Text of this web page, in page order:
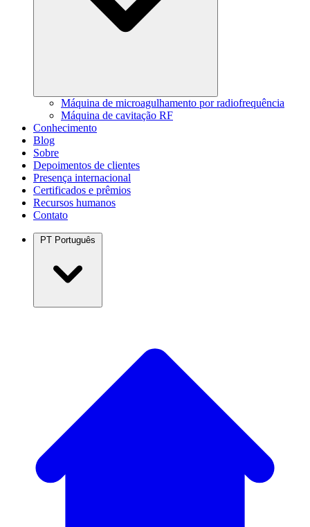
Máquina de microagulhamento por radiofrequência
Máquina de cavitação RF
Conhecimento
Blog
Sobre
Depoimentos de clientes
Presença internacional
Certificados e prêmios
Recursos humanos
Contato
PT Português